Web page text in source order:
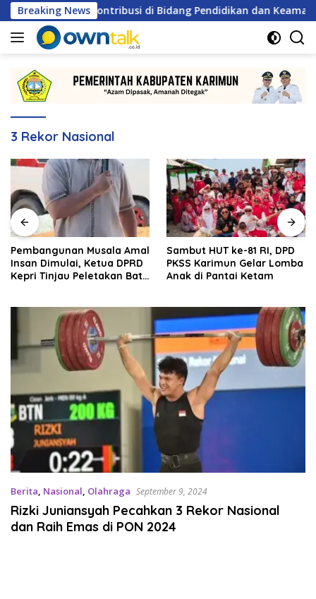
Langsung
ke
konten
Breaking News
atas Kontribusi di Bidang Pendidikan dan Keamanan
3 Rekor Nasional
Pembangunan Musala Amal
Insan Dimulai, Ketua DPRD
Kepri Tinjau Peletakan Batu
Sambut HUT ke-81 RI, DPD
PKSS Karimun Gelar Lomba
Anak di Pantai Ketam
Berita, Nasional, Olahraga September 9, 2024
Rizki Juniansyah Pecahkan 3 Rekor Nasional
dan Raih Emas di PON 2024